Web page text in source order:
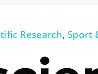
Research, Sport